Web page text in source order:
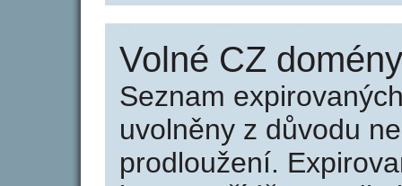
Volné CZ
Seznam
uvolněny z důvodu
prodloužení.